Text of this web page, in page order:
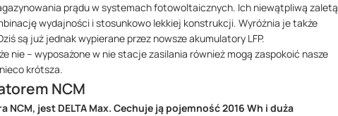
prądu w systemach fotowoltaicznych. Ich niewątpliwą zaletą
wydajności i stosunkowo lekkiej konstrukcji. Wyróżnia je także
są już jednak wypierane przez nowsze akumulatory LFP.
nie – wyposażone w nie stacje zasilania również mogą zaspokoić nasze
krótsza.
NCM
jest DELTA Max. Cechuje ją pojemność 2016 Wh i duża